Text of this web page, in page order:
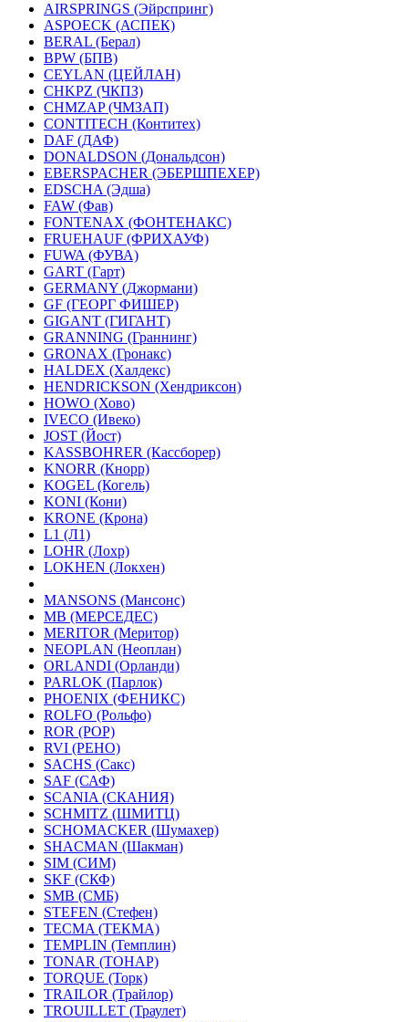
AIRSPRINGS (Эйрспринг)
ASPOECK (АСПЕК)
BERAL (Берал)
BPW (БПВ)
CEYLAN (ЦЕЙЛАН)
CHKPZ (ЧКПЗ)
CHMZAP (ЧМЗАП)
CONTITECH (Контитех)
DAF (ДАФ)
DONALDSON (Дональдсон)
EBERSPACHER (ЭБЕРШПЕХЕР)
EDSCHA (Эдша)
FAW (Фав)
FONTENAX (ФОНТЕНАКС)
FRUEHAUF (ФРИХАУФ)
FUWA (ФУВА)
GART (Гарт)
GERMANY (Джормани)
GF (ГЕОРГ ФИШЕР)
GIGANT (ГИГАНТ)
GRANNING (Граннинг)
GRONAX (Гронакс)
HALDEX (Халдекс)
HENDRICKSON (Хендриксон)
HOWO (Хово)
IVECO (Ивеко)
JOST (Йост)
KASSBOHRER (Касcборер)
KNORR (Кнорр)
KOGEL (Когель)
KONI (Кони)
KRONE (Крона)
L1 (Л1)
LOHR (Лохр)
LOKHEN (Локхен)
MANSONS (Мансонс)
MB (МЕРСЕДЕС)
MERITOR (Меритор)
NEOPLAN (Неоплан)
ORLANDI (Орланди)
PARLOK (Парлок)
PHOENIX (ФЕНИКС)
ROLFO (Рольфо)
ROR (РОР)
RVI (РЕНО)
SACHS (Сакс)
SAF (САФ)
SCANIA (СКАНИЯ)
SCHMITZ (ШМИТЦ)
SCHOMACKER (Шумахер)
SHACMAN (Шакман)
SIM (СИМ)
SKF (СКФ)
SMB (СМБ)
STEFEN (Стефен)
TECMA (ТЕКМА)
TEMPLIN (Темплин)
TONAR (ТОНАР)
TORQUE (Торк)
TRAILOR (Трайлор)
TROUILLET (Траулет)